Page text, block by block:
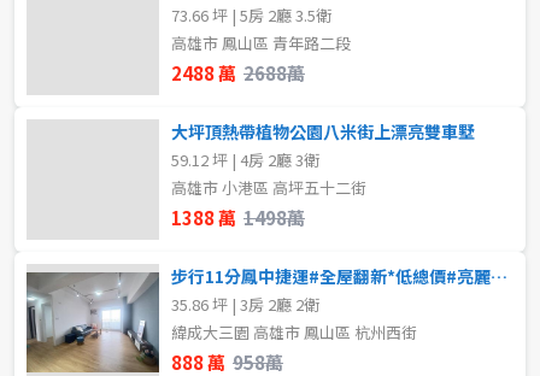
73.66 坪 | 5房 2廳 3.5衛
高雄市 鳳山區 青年路二段
2488 萬 2688萬
大坪頂熱帶植物公園八米街上漂亮雙車墅
59.12 坪 | 4房 2廳 3衛
高雄市 小港區 高坪五十二街
1388 萬 1498萬
步行11分鳳中捷運#全屋翻新*低總價#亮麗3房車
35.86 坪 | 3房 2廳 2衛
緯成大三園 高雄市 鳳山區 杭州西街
888 萬 958萬